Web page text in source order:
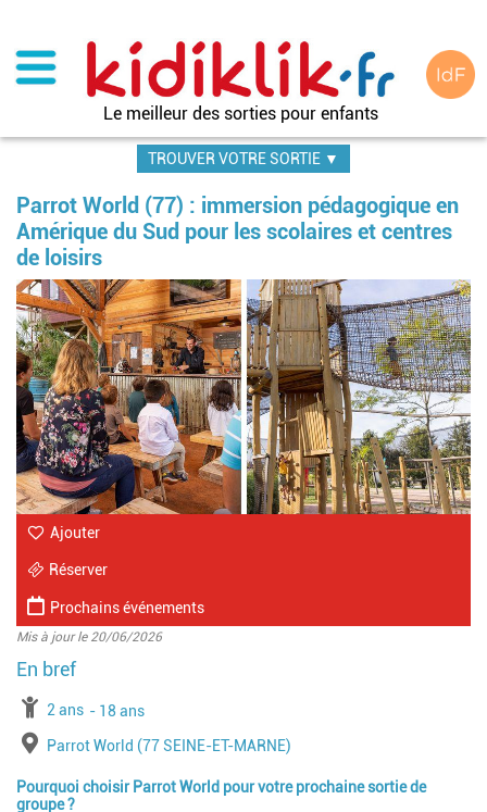
contenu
principal
Le meilleur des sorties pour enfants
TROUVER VOTRE SORTIE ▼
Parrot World (77) : immersion pédagogique en
Amérique du Sud pour les scolaires et centres
de loisirs
Ajouter
Réserver
Prochains événements
Mis à jour le 20/06/2026
à partir de
2 ans jusqu'à l'âge de
18 ans
Lieu
Parrot World (77 SEINE-ET-MARNE)
Pourquoi choisir Parrot World pour votre prochaine sortie de
groupe ?